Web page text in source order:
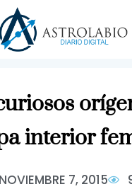
interior
NOVIEMBRE 7, 2015